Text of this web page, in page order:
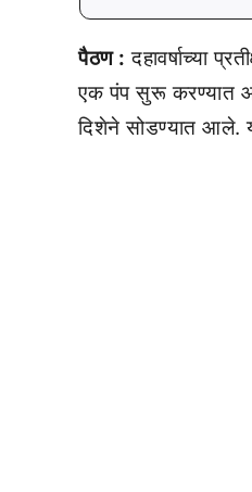
पैठण : दहावर्षाच्या
एक पंप सुरू करण्यात
दिशेने सोडण्यात आले.